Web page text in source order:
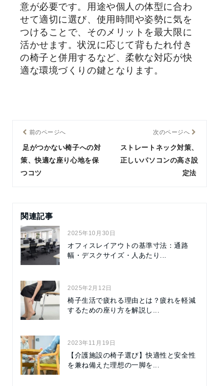
意が必要です。用途や個人の体型に合わ
せて適切に選び、使用時間や姿勢に気を
つけることで、そのメリットを最大限に
活かせます。状況に応じて背もたれ付き
の椅子と併用するなど、柔軟な対応が快
適な環境づくりの鍵となります。
前のページへ
足がつかない椅子への対
策、快適な座り心地を保
つコツ
次のページへ
ストレートネック対策、
正しいパソコンの高さ設
定法
関連記事
2025年10月30日
オフィスレイアウトの基準寸法：通路
幅・デスクサイズ・人あたり...
2025年2月12日
椅子生活で疲れる理由とは？疲れを軽減
するための座り方を解説し...
2023年11月19日
【介護施設の椅子選び】快適性と安全性
を兼ね備えた理想の一脚を...